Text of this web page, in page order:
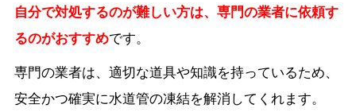
自分で対処するのが難しい方は、専門の業者に依頼す
るのがおすすめです。
専門の業者は、適切な道具や知識を持っているため、
安全かつ確実に水道管の凍結を解消してくれます。